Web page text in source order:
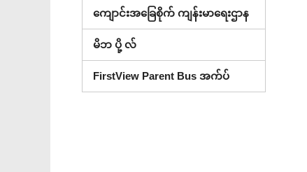
ကျောင်းအခြေစိုက် ကျန်းမာရေးဌာန
မိဘ ပို့ လ်
FirstView Parent Bus အက်ပ်